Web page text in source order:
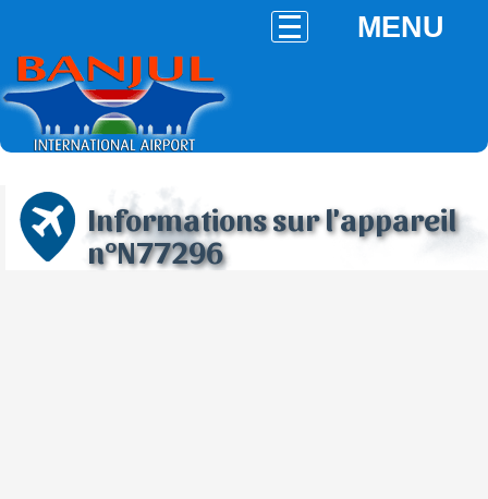
MENU
Informations sur l'appareil
n°N77296